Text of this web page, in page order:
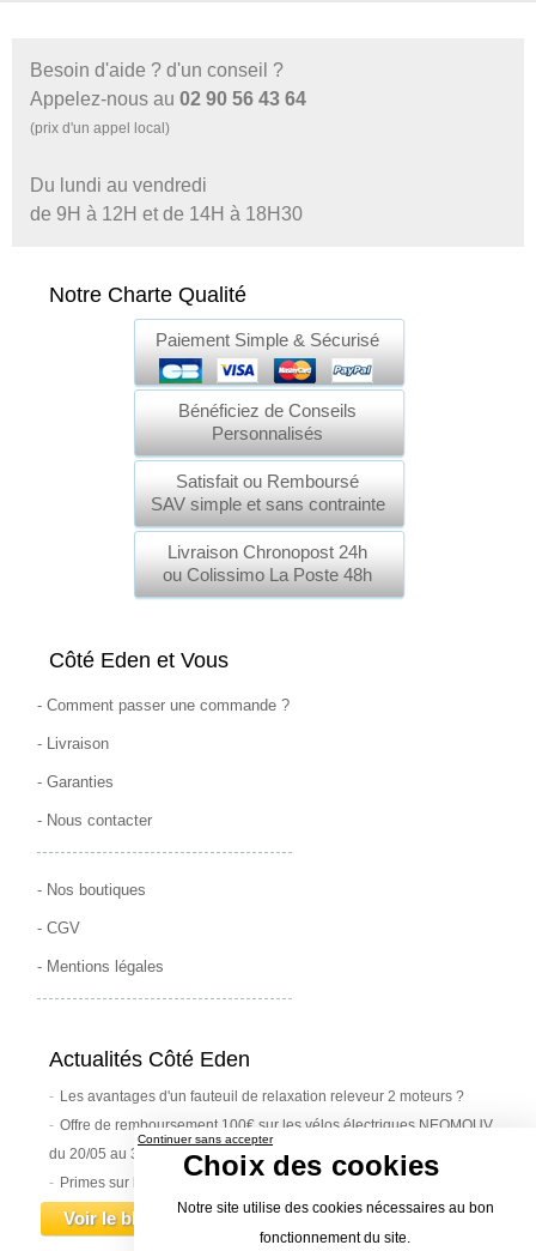
Besoin d'aide ? d'un conseil ?
Appelez-nous au 02 90 56 43 64
(prix d'un appel local)
Du lundi au vendredi
de 9H à 12H et de 14H à 18H30
Notre Charte Qualité
Paiement Simple & Sécurisé
Bénéficiez de Conseils
Personnalisés
Satisfait ou Remboursé
SAV simple et sans contrainte
Livraison Chronopost 24h
ou Colissimo La Poste 48h
Côté Eden et Vous
-Comment passer une commande ?
- Livraison
-Garanties
- Nous contacter
- Nos boutiques
-CGV
- Mentions légales
Actualités Côté Eden
Les avantages d'un fauteuil de relaxation releveur 2 moteurs ?
Offre de remboursement 100€ sur les vélos électriques NEOMOUV
du 20/05 au 30/06/2019
Primes sur les vélos électriques : état ou communes ?
Voir le blog
Continuer sans accepter
Choix des cookies
Notre site utilise des cookies nécessaires au bon
fonctionnement du site.